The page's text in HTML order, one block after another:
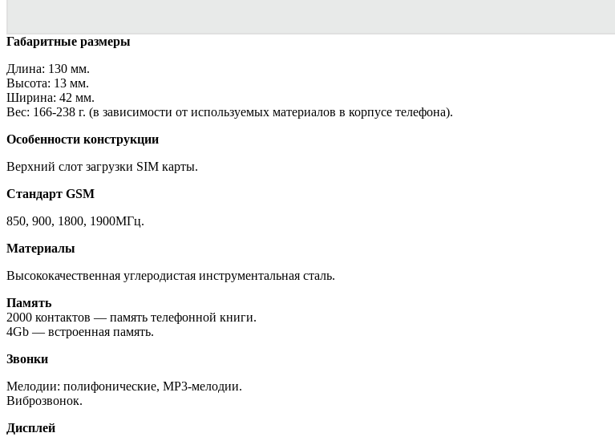
Габаритные размеры
Длина: 130 мм.
Высота: 13 мм.
Ширина: 42 мм.
Вес: 166-238 г. (в зависимости от используемых материалов в корпусе телефона).
Особенности конструкции
Верхний слот загрузки SIM карты.
Стандарт GSM
850, 900, 1800, 1900МГц.
Материалы
Высококачественная углеродистая инструментальная сталь.
Память
2000 контактов — память телефонной книги.
4Gb — встроенная память.
Звонки
Мелодии: полифонические, MP3-мелодии.
Виброзвонок.
Дисплей